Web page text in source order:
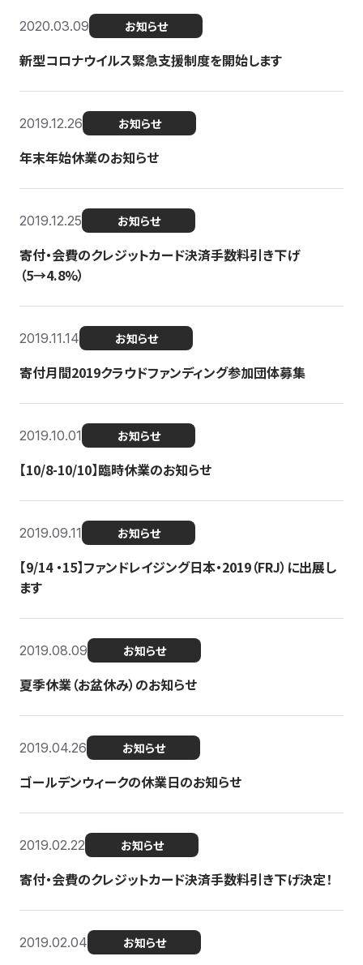
2020.03.09 お知らせ
新型コロナウイルス緊急支援制度を開始します
2019.12.26 お知らせ
年末年始休業のお知らせ
2019.12.25 お知らせ
寄付・会費のクレジットカード決済手数料引き下げ
（5→4.8%）
2019.11.14 お知らせ
寄付月間2019クラウドファンディング参加団体募集
2019.10.01 お知らせ
【10/8-10/10】臨時休業のお知らせ
2019.09.11 お知らせ
【9/14 ・15】ファンドレイジング日本・2019（FRJ）に出展し
ます
2019.08.09 お知らせ
夏季休業（お盆休み）のお知らせ
2019.04.26 お知らせ
ゴールデンウィークの休業日のお知らせ
2019.02.22 お知らせ
寄付・会費のクレジットカード決済手数料引き下げ決定！
2019.02.04 お知らせ